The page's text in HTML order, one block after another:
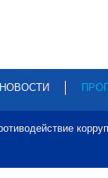
НОВОСТИ